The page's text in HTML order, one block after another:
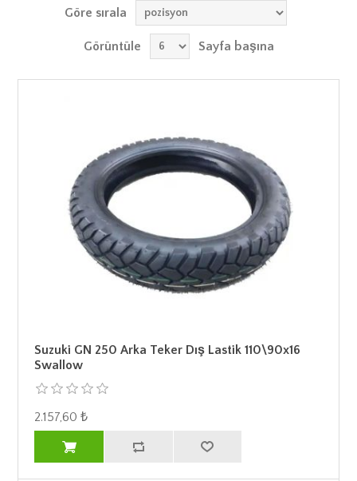
Göre sırala
Görüntüle Sayfa başına
Suzuki GN 250 Arka Teker Dış Lastik 110\90x16
Swallow
2.157,60 ₺